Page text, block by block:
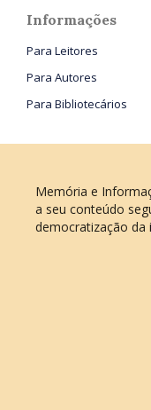
Informações
Para Leitores
Para Autores
Para Bibliotecários
Memória e
a seu conteúdo
democratização da